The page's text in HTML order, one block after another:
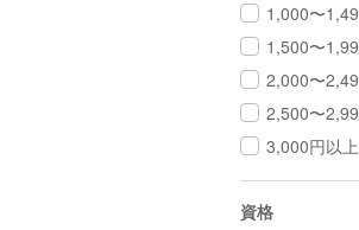
1,000〜
1,500〜
2,000〜
2,500〜
3,000円以上
資格